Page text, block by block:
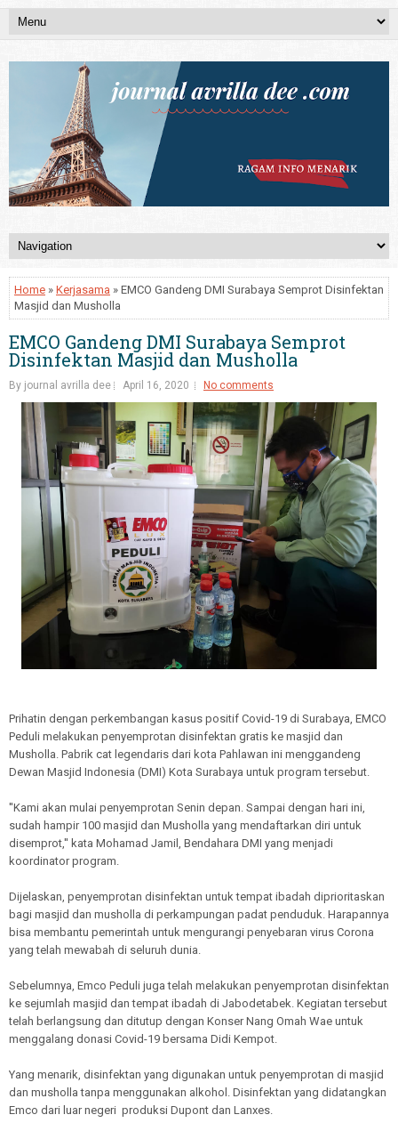
Home » Kerjasama » EMCO Gandeng DMI Surabaya Semprot Disinfektan
Masjid dan Musholla
EMCO Gandeng DMI Surabaya Semprot
Disinfektan Masjid dan Musholla
By journal avrilla dee April 16, 2020 No comments
Prihatin dengan perkembangan kasus positif Covid-19 di Surabaya, EMCO
Peduli melakukan penyemprotan disinfektan gratis ke masjid dan
Musholla. Pabrik cat legendaris dari kota Pahlawan ini menggandeng
Dewan Masjid Indonesia (DMI) Kota Surabaya untuk program tersebut.
''Kami akan mulai penyemprotan Senin depan. Sampai dengan hari ini,
sudah hampir 100 masjid dan Musholla yang mendaftarkan diri untuk
disemprot,'' kata Mohamad Jamil, Bendahara DMI yang menjadi
koordinator program.
Dijelaskan, penyemprotan disinfektan untuk tempat ibadah diprioritaskan
bagi masjid dan musholla di perkampungan padat penduduk. Harapannya
bisa membantu pemerintah untuk mengurangi penyebaran virus Corona
yang telah mewabah di seluruh dunia.
Sebelumnya, Emco Peduli juga telah melakukan penyemprotan disinfektan
ke sejumlah masjid dan tempat ibadah di Jabodetabek. Kegiatan tersebut
telah berlangsung dan ditutup dengan Konser Nang Omah Wae untuk
menggalang donasi Covid-19 bersama Didi Kempot.
Yang menarik, disinfektan yang digunakan untuk penyemprotan di masjid
dan musholla tanpa menggunakan alkohol. Disinfektan yang didatangkan
Emco dari luar negeri produksi Dupont dan Lanxes.